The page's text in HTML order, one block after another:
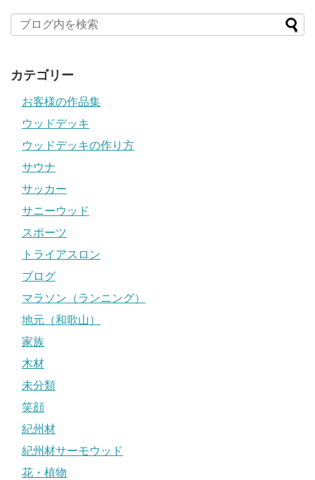
カテゴリー
お客様の作品集
ウッドデッキ
ウッドデッキの作り方
サウナ
サッカー
サニーウッド
スポーツ
トライアスロン
ブログ
マラソン（ランニング）
地元（和歌山）
家族
木材
未分類
笑顔
紀州材
紀州材サーモウッド
花・植物